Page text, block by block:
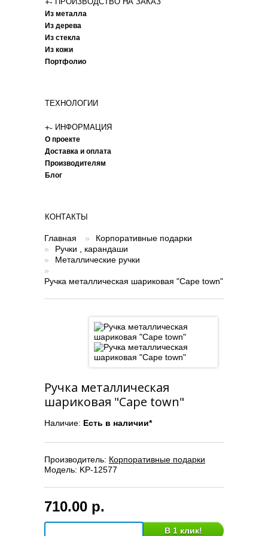
Из металла
Из дерева
Из стекла
Из кожи
Портфолио
ТЕХНОЛОГИИ
+- ИНФОРМАЦИЯ
О проекте
Доставка и оплата
Производителям
Блог
КОНТАКТЫ
Главная »
Корпоративные подарки
»
Ручки , карандаши
»
Металлические ручки
»
Ручка металлическая шариковая "Cape town"
Ручка металлическая
шариковая "Cape town"
Наличие: Есть в наличии*
Производитель: Корпоративные подарки
Модель: KP-12577
710.00 р.
В 1 клик!